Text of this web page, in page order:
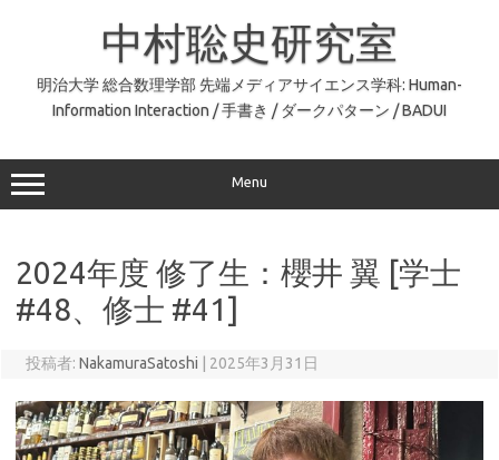
中村聡史研究室
明治大学 総合数理学部 先端メディアサイエンス学科: Human-
Information Interaction / 手書き / ダークパターン / BADUI
Menu
2024年度 修了生：櫻井 翼 [学士
#48、修士 #41]
投稿者: NakamuraSatoshi 2025年3月31日